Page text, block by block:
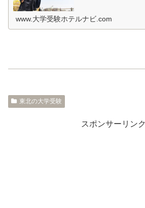
www.大学受験ホテルナビ.com
東北の大学受験
スポンサーリンク